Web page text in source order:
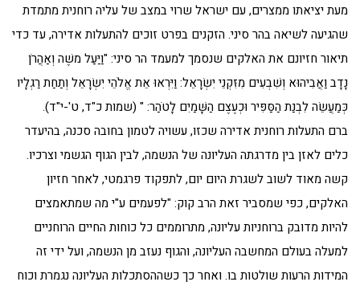
מעת יציאתו ממצרים, עם ישראל שרוי במצב של עליה רוחנית מתמדת
שהגיעה לשיאה בהר סיני. הזקנים בפרט זוכים להתעלות אדירה, עד כדי
תיאור חזיונם את האלקים שנסמך למעמד הר סיני: "וַיַּעַל משֶׁה וְאַהֲרֹן
נָדָב וַאֲבִיהוּא וְשִׁבְעִים מִזִּקְנֵי יִשְׂרָאֵל: וַיִּרְאוּ אֵת אֱלֹהֵי יִשְׂרָאֵל וְתַחַת רַגְלָיו
כְּמַעֲשֵׂה לִבְנַת הַסַּפִּיר וּכְעֶצֶם הַשָּׁמַיִם לָטֹהַר: " (שמות כ"ד, ט'-י"ד).
ברם התעלות רוחנית אדירה שכזו, עשויה לטמון בחובה סכנה, בהיעדר
כלים לאזן בין מדרגתה העליונה של הנשמה, לבין הגוף הגשמי וצרכיו.
קשה מאוד לשוב לשגרת היום יום, לתפקוד פרגמטי, לאחר חזיון
האלקים, כפי שמסביר זאת הרב קוק: "לפעמים ע"י מה שמתאמצים
להיות מדובק ברוחניות עליונה, מתרוממים כל כוחות החיים הרוחניים
למעלה בעולם המחשבה העליונה, והגוף נעזב מן הנשמה, ועל ידי זה
המידות הרעות שולטות בו. ואחר כך כשההסתכלות העליונה נגמרת וכוח